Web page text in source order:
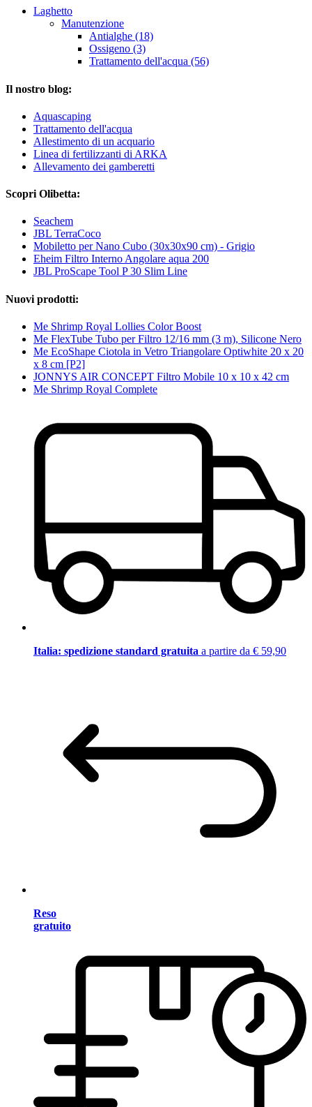
Laghetto
Manutenzione
Antialghe (18)
Ossigeno (3)
Trattamento dell'acqua (56)
Il nostro blog:
Aquascaping
Trattamento dell'acqua
Allestimento di un acquario
Linea di fertilizzanti di ARKA
Allevamento dei gamberetti
Scopri Olibetta:
Seachem
JBL TerraCoco
Mobiletto per Nano Cubo (30x30x90 cm) - Grigio
Eheim Filtro Interno Angolare aqua 200
JBL ProScape Tool P 30 Slim Line
Nuovi prodotti:
Me Shrimp Royal Lollies Color Boost
Me FlexTube Tubo per Filtro 12/16 mm (3 m), Silicone Nero
Me EcoShape Ciotola in Vetro Triangolare Optiwhite 20 x 20
x 8 cm [P2]
JONNYS AIR CONCEPT Filtro Mobile 10 x 10 x 42 cm
Me Shrimp Royal Complete
Italia: spedizione standard gratuita a partire da € 59,90
Reso
gratuito